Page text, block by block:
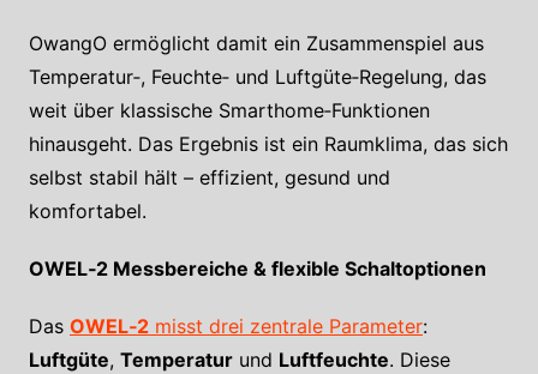
OwangO ermöglicht damit ein Zusammenspiel aus
Temperatur‑, Feuchte‑ und Luftgüte‑Regelung, das
weit über klassische Smarthome‑Funktionen
hinausgeht. Das Ergebnis ist ein Raumklima, das sich
selbst stabil hält – effizient, gesund und
komfortabel.
OWEL‑2 Messbereiche & flexible Schaltoptionen
Das OWEL‑2misst drei zentrale Parameter:
Luftgüte, Temperaturund Luftfeuchte. Diese